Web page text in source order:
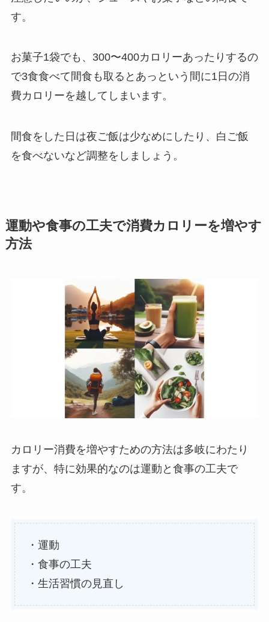
す。
お菓子1袋でも、300〜400カロリーあったりするの
で3食食べて間食も取るとあっという間に1日の消
費カロリーを越してしまいます。
間食をした日は夜ご飯は少なめにしたり、白ご飯
を食べないなど調整をしましょう。
運動や食事の工夫で消費カロリーを増やす
方法
カロリー消費を増やすための方法は多岐にわたり
ますが、特に効果的なのは運動と食事の工夫で
す。
・運動
・食事の工夫
・生活習慣の見直し